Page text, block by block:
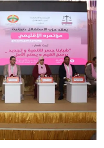
س
ب
ر
ي
د
ا
إ
ل
ك
ت
ر